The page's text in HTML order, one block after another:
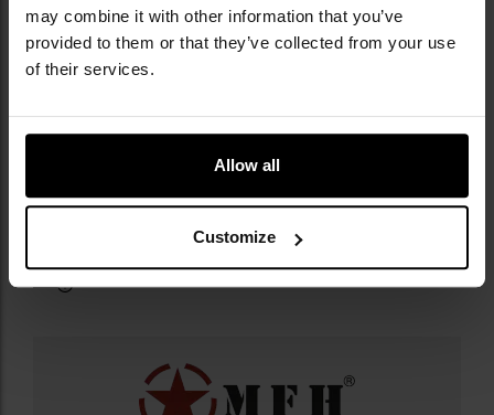
may combine it with other information that you’ve
provided to them or that they’ve collected from your use
of their services.
Allow all
Customize
Główna wersja leśnaM05składa się z plam w
kolorach jasnej zieleni, ciemnej zieleni, brązu i
ciemnego grafitu, co skutecznie odwzorowuje strukturę
warunkom terenowym, kamuflaż M05 Woodland
sprawdza się również w lasach środkowej i wschodniej
Europy, zapewniając skuteczne maskowanie w
Informacja o producencie i bezpieczeństwo